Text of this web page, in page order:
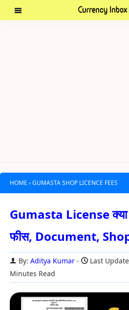
HOME › GUMASTA SHOP LICENCE FEES
Gumasta License क्या
फीस, Document,
By: Aditya Kumar Last
Minutes Read